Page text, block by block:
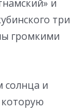
и
три
громкими
солнца и
которую